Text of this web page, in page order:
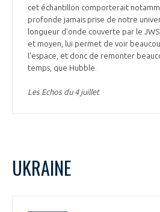
cet échantillon comporterait
profonde jamais prise de notre
longueur d'onde couverte par le
et moyen, lui permet de voir
l'espace, et donc de remonter
temps, que Hubble.
Les Echos du 4 juillet
UKRAINE